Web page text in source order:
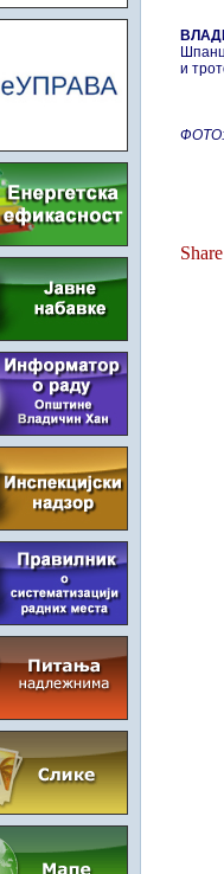
и
ФОТО:
Share